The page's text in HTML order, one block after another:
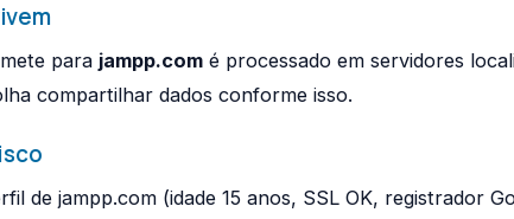
para jampp.com é processado em servidores
compartilhar dados conforme isso.
de jampp.com (idade 15 anos, SSL OK, registrador